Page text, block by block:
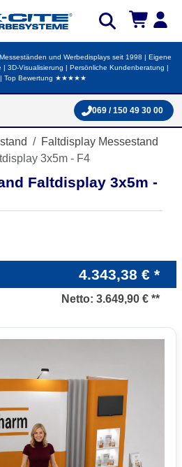
und Werbedisplays seit 1998 | Eigene
| 3D-Visualisierung | Persönliche Kundenberatung |
| Top Bewertung ★★★★★
069 / 150 49 30 00
Faltdisplay Messestand
3x5m - F4
Faltdisplay 3x5m -
4.343,38 € *
Netto: 3.649,90 € **